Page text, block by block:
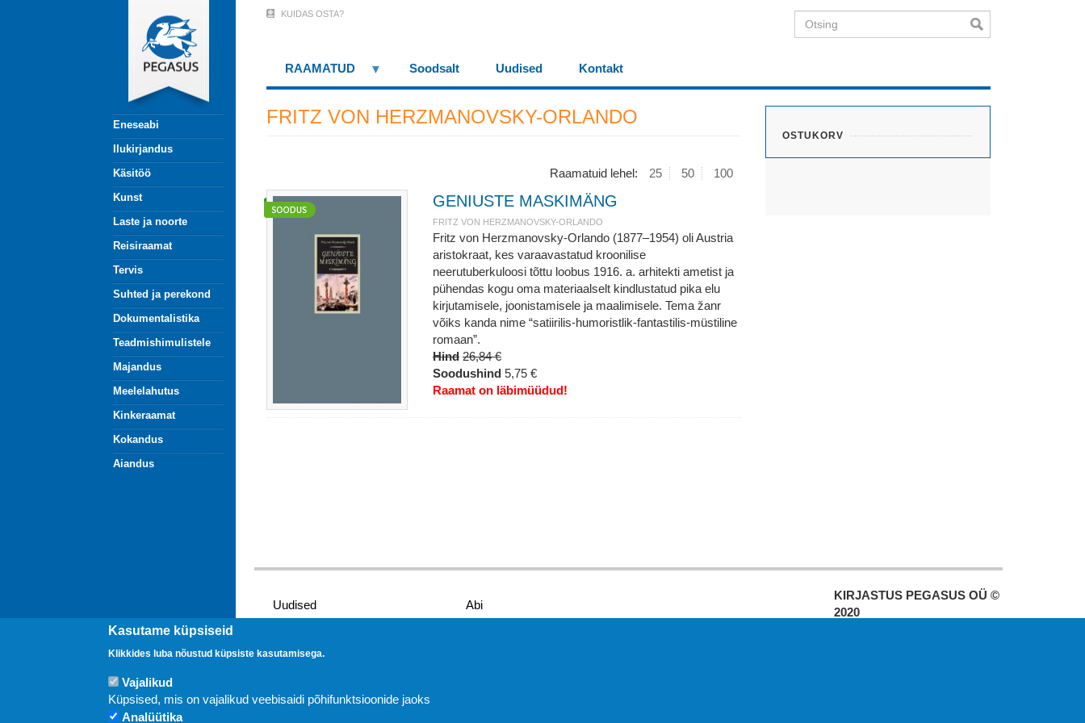
Eneseabi
Ilukirjandus
Käsitöö
Kunst
Laste ja noorte
Reisiraamat
Tervis
Suhted ja perekond
Dokumentalistika
Teadmishimulistele
Majandus
Meelelahutus
Kinkeraamat
Kokandus
Aiandus
Menu
(logged
KUIDAS OSTA? Otsing
RAAMATUD Soodsalt Uudised Kontakt
OSTUKORV
FRITZ VON HERZMANOVSKY-ORLANDO
Raamatuid lehel: 25 50 100
GENIUSTE MASKIMÄNG
FRITZ VON HERZMANOVSKY-ORLANDO
Fritz von Herzmanovsky-Orlando (1877–1954) oli Austria
aristokraat, kes varaavastatud kroonilise
neerutuberkuloosi tõttu loobus 1916. a. arhitekti ametist ja
pühendas kogu oma materiaalselt kindlustatud pika elu
kirjutamisele, joonistamisele ja maalimisele. Tema žanr
võiks kanda nime “satiirilis-humoristlik-fantastilis-müstiline
romaan”.
Hind 26,84 €
Soodushind 5,75 €
Raamat on läbimüüdud!
Uudised Abi
KIRJASTUS PEGASUS OÜ ©
2020
Kasutame küpsiseid
Klikkides luba nõustud küpsiste kasutamisega.
Vajalikud
Küpsised, mis on vajalikud veebisaidi põhifunktsioonide jaoks
Analüütika